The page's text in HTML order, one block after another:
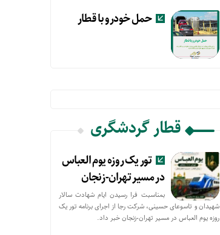
حمل خودرو با قطار
قطار گردشگری
تور یک روزه یوم العباس
در مسیر تهران-زنجان
بمناسبت فرا رسیدن ایام شهادت سالار
شهیدان و تاسوعای حسینی، شرکت رجا از اجرای برنامه تور یک
روزه یوم العباس در مسیر تهران-زنجان خبر داد.